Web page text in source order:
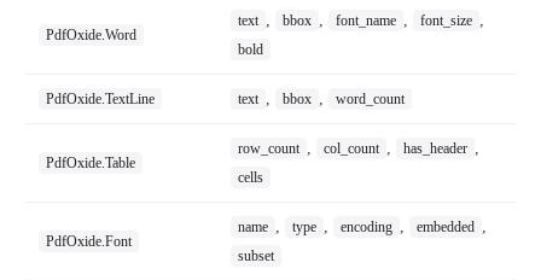
PdfOxide.Word
text , bbox , font_name , font_size ,
bold
PdfOxide.TextLine text , bbox , word_count
PdfOxide.Table
row_count , col_count , has_header ,
cells
PdfOxide.Font
name , type , encoding , embedded ,
subset